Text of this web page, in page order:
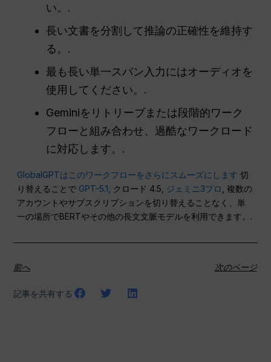
い。.
長い文書を分割して推論の正確性を維持す
る。.
最も長い単一スパン入力にはオーディオを
使用してください。.
Geminiをリトリーブまたは段階的ワーク
フローと組み合わせ、過酷なワークロード
に対応します。.
GlobalGPTはこのワークフローをさらにスムーズにします切
り替えることで GPT-5.1, クロード 4.5, ジェミニ3プロ , 複数の
アカウントやサブスクリプションを切り替えることなく、単
一の場所でBERTやその他の長文文脈モデルを利用できます。.
前へ 次のページ
記事を共有する